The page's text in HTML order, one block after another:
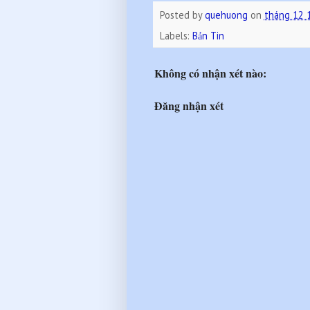
Posted byquehuong on tháng 12
Labels: Bản Tin
Không có nhận xét nào:
Đăng nhận xét